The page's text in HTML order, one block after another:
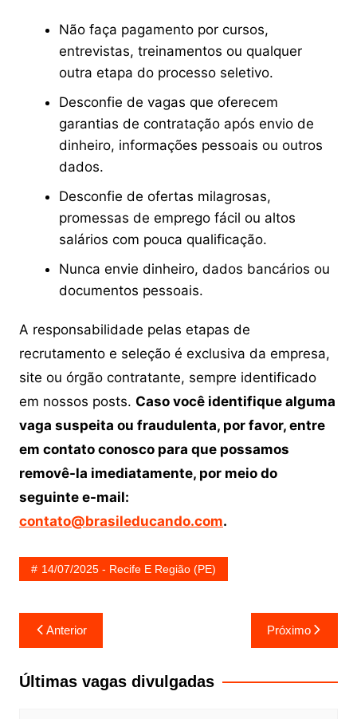
Não faça pagamento por cursos,
entrevistas, treinamentos ou qualquer
outra etapa do processo seletivo.
Desconfie de vagas que oferecem
garantias de contratação após envio de
dinheiro, informações pessoais ou outros
dados.
Desconfie de ofertas milagrosas,
promessas de emprego fácil ou altos
salários com pouca qualificação.
Nunca envie dinheiro, dados bancários ou
documentos pessoais.
A responsabilidade pelas etapas de
recrutamento e seleção é exclusiva da empresa,
site ou órgão contratante, sempre identificado
em nossos posts. Caso você identifique alguma
vaga suspeita ou fraudulenta, por favor, entre
em contato conosco para que possamos
removê-la imediatamente, por meio do
seguinte e-mail:
contato@brasileducando.com.
14/07/2025 - Recife E Região (PE)
Navegação
de
Post
Anterior Próximo
Últimas vagas divulgadas